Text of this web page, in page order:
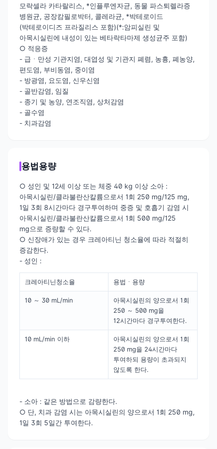
모락셀라 카타랄리스, *인플루엔자균, 동물 파스퇴렐라증
병원균, 공장캄필로박터, 콜레라균, *박테로이드
(박테로이디즈 프라질리스 포함)(*:암피실린 및
아목시실린에 내성이 있는 베타락타마제 생성균주 포함)
○ 적응증
- 급ㆍ만성 기관지염, 대엽성 및 기관지 폐렴, 농흉, 폐농양,
편도염, 부비동염, 중이염
- 방광염, 요도염, 신우신염
- 골반감염, 임질
- 종기 및 농양, 연조직염, 상처감염
- 골수염
- 치과감염
용법용량
○ 성인 및 12세 이상 또는 체중 40 kg 이상 소아 :
아목시실린/클라불란산칼륨으로서 1회 250 mg/125 mg,
1일 3회 8시간마다 경구투여하며 중증 및 호흡기 감염 시
아목시실린/클라불란산칼륨으로서 1회 500 mg/125
mg으로 증량할 수 있다.
○ 신장애가 있는 경우 크레아티닌 청소율에 따라 적절히
증감한다.
- 성인 :
크레아티닌청소율 용법ㆍ용량
10 ～ 30 mL/min
아목시실린의 양으로서 1회
250 ～ 500 mg을
12시간마다 경구투여한다.
10 mL/min 이하
아목시실린의 양으로서 1회
250 mg을 24시간마다
투여하되 용량이 초과되지
않도록 한다.
- 소아 : 같은 방법으로 감량한다.
○ 단, 치과 감염 시는 아목시실린의 양으로서 1회 250 mg,
1일 3회 5일간 투여한다.